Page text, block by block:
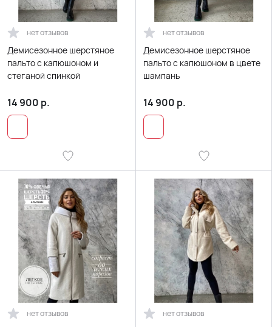
нет отзывов
Демисезонное шерстяное
пальто с капюшоном и
стеганой спинкой
14 900 р.
нет отзывов
Демисезонное шерстяное
пальто с капюшоном в цвете
шампань
14 900 р.
нет отзывов нет отзывов